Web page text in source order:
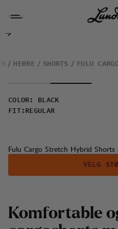
Fulu Cargo Stretch Hybrid Shorts
HERRE SHORTS FULU
COLOR :
BLACK
FIT: REGULAR
Fulu Cargo Stretch Hybrid Shorts
VELG
Komfortable o